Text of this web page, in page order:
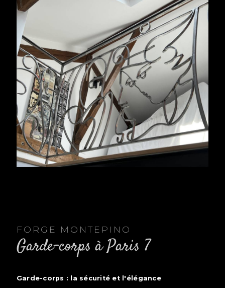
FORGE MONTEPINO
garde-corps à Paris 7
garde-corps : la sécurité et l'élégance